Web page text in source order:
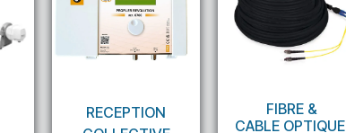
RECEPTION
FIBRE &
CABLE OPTIQUE